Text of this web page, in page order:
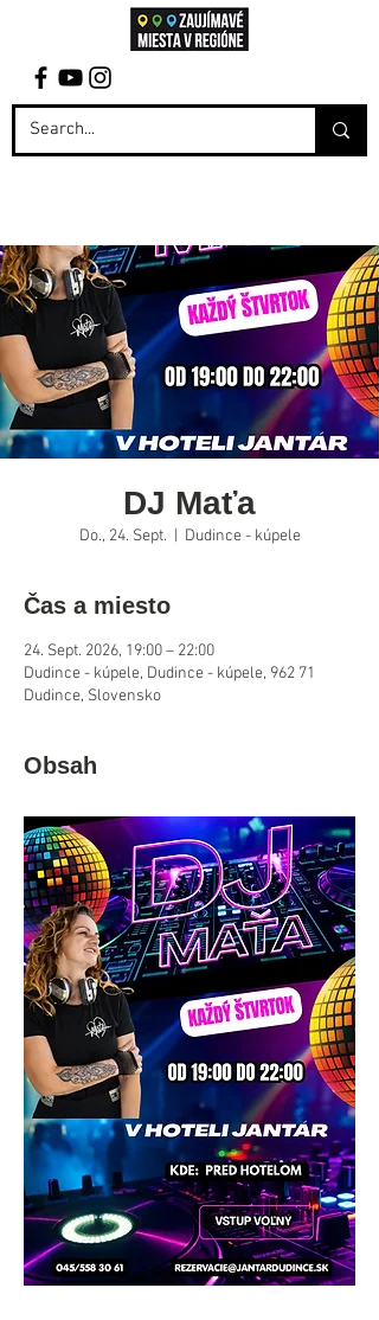
DJ Maťa
Do., 24. Sept. Dudince - kúpele
Čas a miesto
24. Sept. 2026, 19:00 – 22:00
Dudince - kúpele, Dudince - kúpele, 962 71
Dudince, Slovensko
Obsah